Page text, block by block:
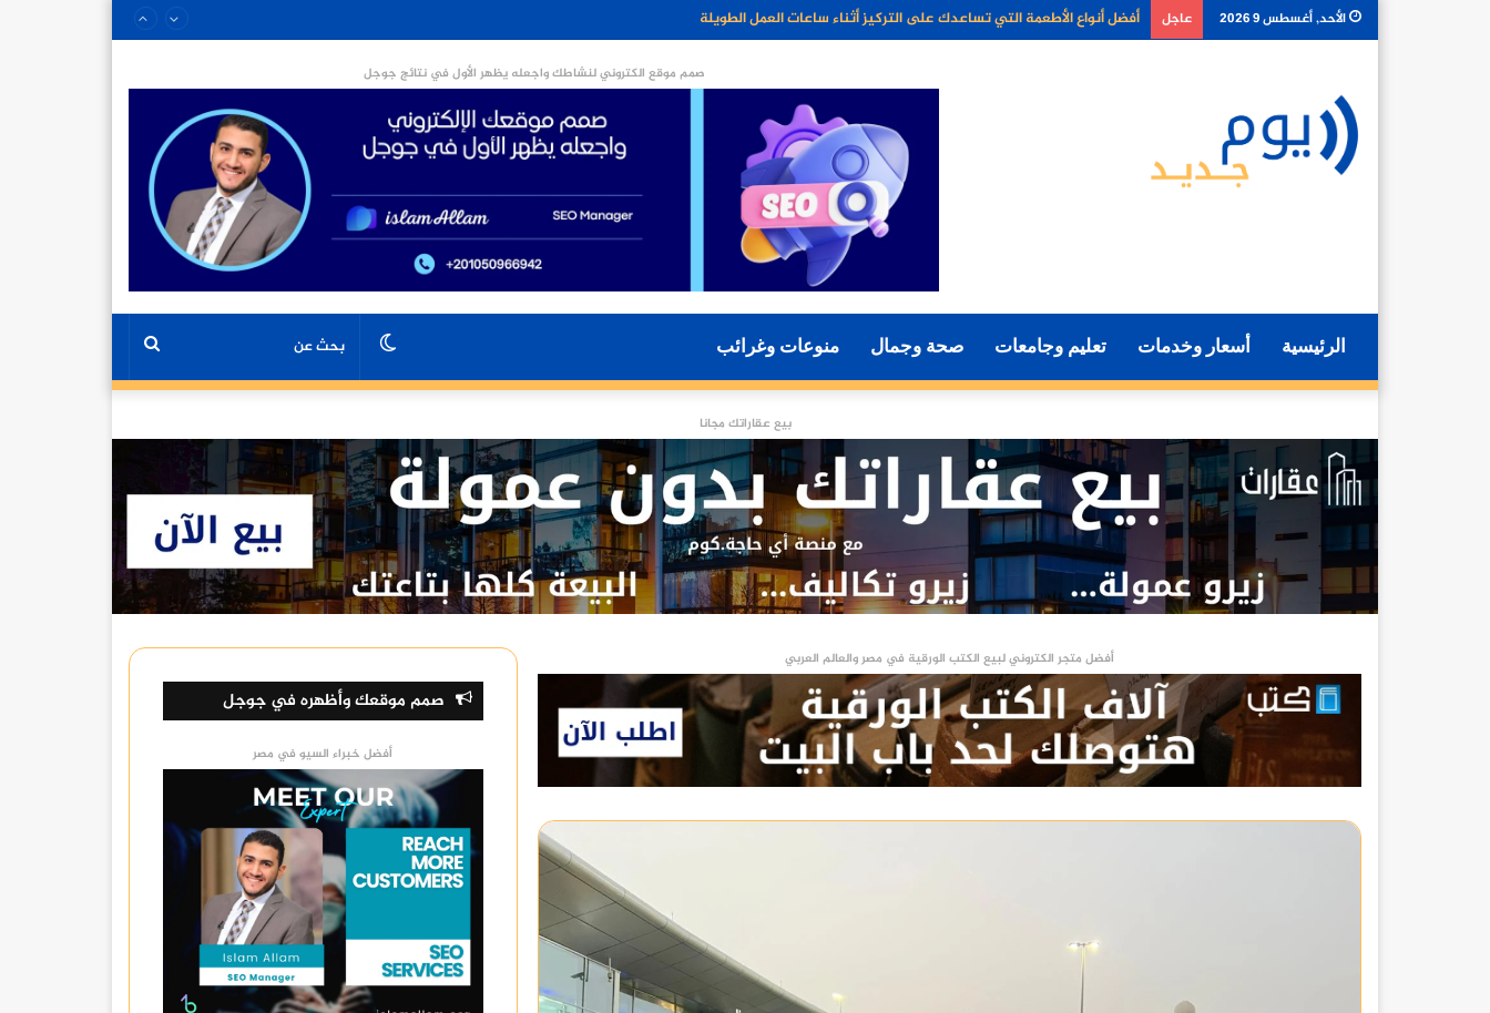
الأحد, أغسطس 9 2026 عاجل لماذا أصبح توصيل الطعام جزءًا أساسيًا من أسلوب الحياة الحديثة؟
صمم موقع الكتروني لنشاطك واجعله يظهر الأول في نتائج جوجل
الرئيسية أسعار وخدمات تعليم وجامعات صحة وجمال منوعات وغرائب الوضع
بيع عقاراتك مجانا
أفضل متجر الكتروني لبيع الكتب الورقية في مصر والعالم العربي
صمم موقعك وأظهره في جوجل
أفضل خبراء السيو في مصر